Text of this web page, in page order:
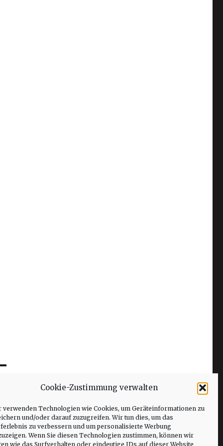
Cookie-Zustimmung verwalten
verwenden Technologien wie Cookies, um Geräteinformationen zu
und/oder darauf zuzugreifen. Wir tun dies, um das
zu verbessern und um personalisierte Werbung
Wenn Sie diesen Technologien zustimmen, können wir
wie das Surfverhalten oder eindeutige IDs auf dieser Website